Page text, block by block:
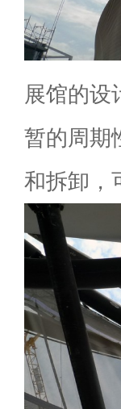
展馆的设
暂的周期
和拆卸，